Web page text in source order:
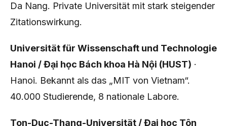
Da Nang. Private Universität mit stark steigender
Zitationswirkung.
Universität für Wissenschaft und Technologie
Hanoi / Đại học Bách khoa Hà Nội (HUST) ·
Hanoi. Bekannt als das „MIT von Vietnam“.
40.000 Studierende, 8 nationale Labore.
Ton-Duc-Thang-Universität / Đại học Tôn